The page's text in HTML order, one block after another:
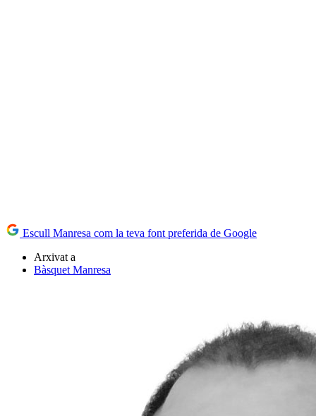
Escull Manresa com la teva font preferida de Google
Arxivat a
Bàsquet Manresa